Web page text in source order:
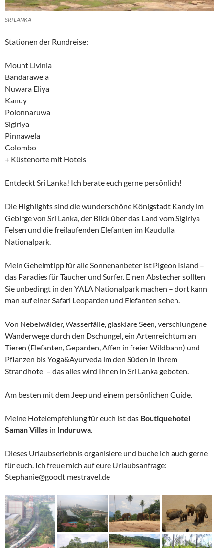
SRI LANKA
Stationen der Rundreise:
Mount Livinia
Bandarawela
Nuwara Eliya
Kandy
Polonnaruwa
Sigiriya
Pinnawela
Colombo
+ Küstenorte mit Hotels
Entdeckt Sri Lanka! Ich berate euch gerne persönlich!
Die Highlights sind die wunderschöne Königstadt Kandy im
Gebirge von Sri Lanka, der Blick über das Land vom Sigiriya
Felsen und die freilaufenden Elefanten im Kaudulla
Nationalpark.
Mein Geheimtipp für alle Sonnenanbeter ist Pigeon Island –
das Paradies für Taucher und Surfer. Einen Abstecher sollten
Sie unbedingt in den YALA Nationalpark machen – dort kann
man auf einer Safari Leoparden und Elefanten sehen.
Von Nebelwälder, Wasserfälle, glasklare Seen, verschlungene
Wanderwege durch den Dschungel, ein Artenreichtum an
Tieren (Elefanten, Geparden, Affen in freier Wildbahn) und
Pflanzen bis Yoga&Ayurveda im den Süden in Ihrem
Strandhotel – das alles wird Ihnen in Sri Lanka geboten.
Am besten mit dem Jeep und einem persönlichen Guide.
Meine Hotelempfehlung für euch ist das Boutiquehotel
Saman Villas in Induruwa.
Dieses Urlaubserlebnis organisiere und buche ich auch gerne
für euch. Ich freue mich auf eure Urlaubsanfrage:
Stephanie@goodtimestravel.de